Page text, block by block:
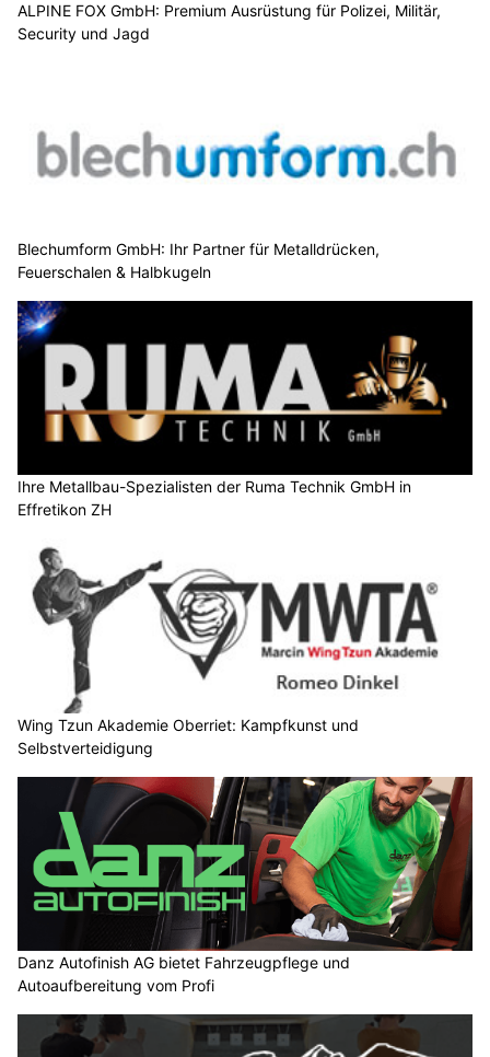
ALPINE FOX GmbH: Premium Ausrüstung für Polizei, Militär,
Security und Jagd
Blechumform GmbH: Ihr Partner für Metalldrücken,
Feuerschalen & Halbkugeln
Ihre Metallbau-Spezialisten der Ruma Technik GmbH in
Effretikon ZH
Wing Tzun Akademie Oberriet: Kampfkunst und
Selbstverteidigung
Danz Autofinish AG bietet Fahrzeugpflege und
Autoaufbereitung vom Profi